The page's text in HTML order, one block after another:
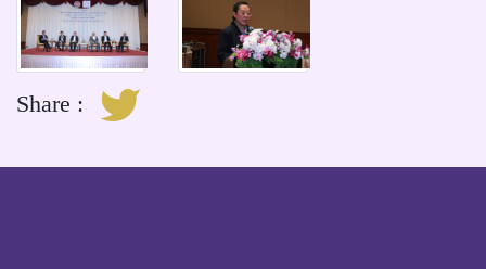
Share :